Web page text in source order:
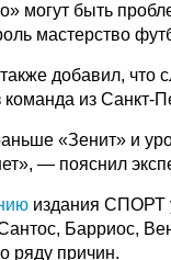
могут быть
мастерство
добавил, что
команда из Санкт-
«Зенит» и
— пояснил
издания СПОРТ
Барриос,
ряду причин.